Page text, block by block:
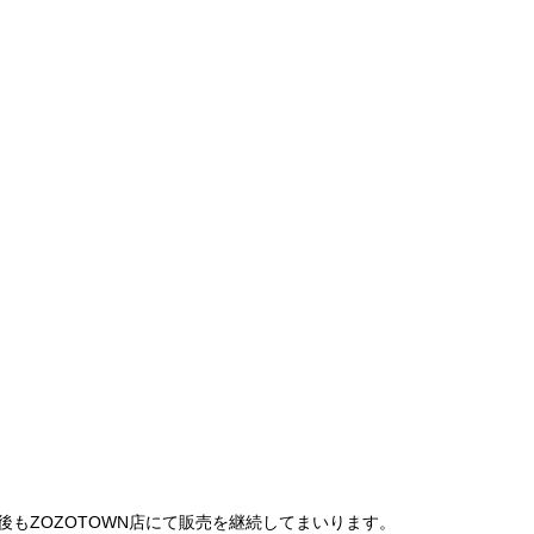
ZOZOTOWN店にて販売を継続してまいります。